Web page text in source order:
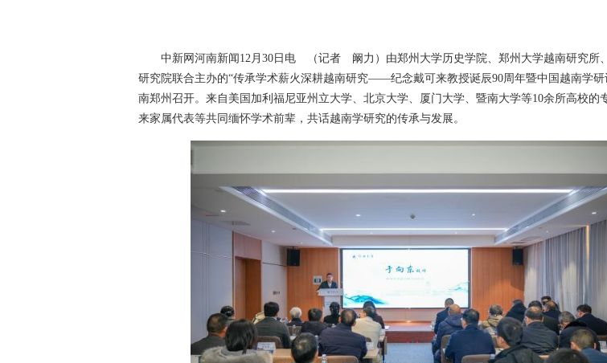
中新网河南新闻12月30日电 （记者 阚力）由郑州大学历史学院、郑州大学越南研究所
研究院联合主办的“传承学术薪火深耕越南研究——纪念戴可来教授诞辰90周年暨中国越南学研
南郑州召开。来自美国加利福尼亚州立大学、北京大学、厦门大学、暨南大学等10余所高校的
来家属代表等共同缅怀学术前辈，共话越南学研究的传承与发展。